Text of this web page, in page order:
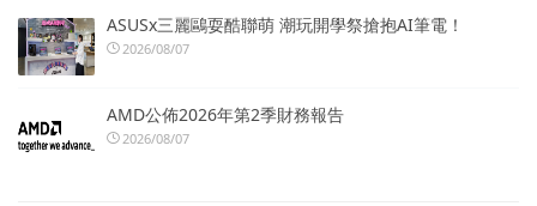
ASUSx三麗鷗耍酷聯萌 潮玩開學祭搶抱AI筆電！
2026/08/07
AMD公佈2026年第2季財務報告
2026/08/07